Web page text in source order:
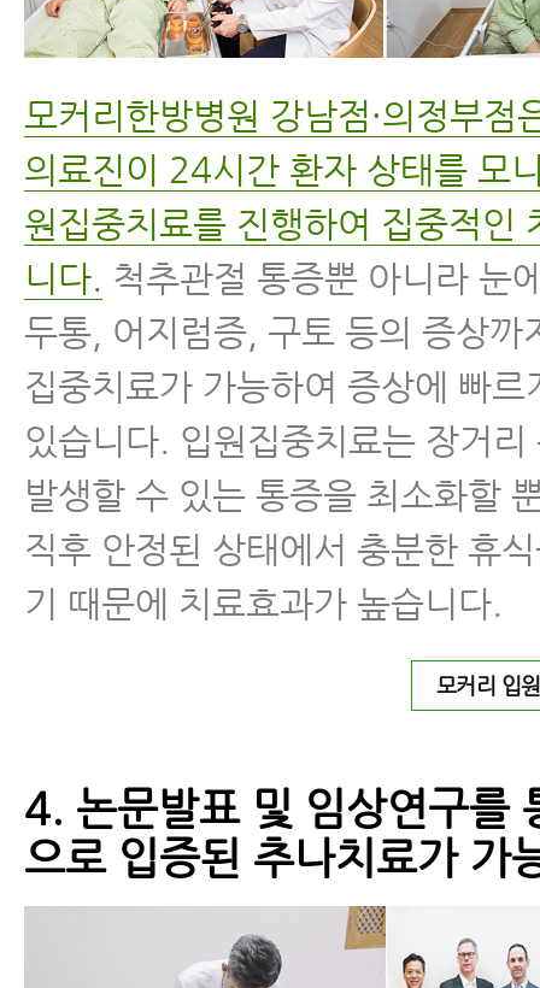
모커리한방병원 강남점·의정부점
의료진이 24시간 환자 상태를 모
원집중치료를 진행하여 집중적인
니다. 척추관절 통증뿐 아니라 눈
두통, 어지럼증, 구토 등의 증상
집중치료가 가능하여 증상에 빠르
있습니다. 입원집중치료는 장거리
발생할 수 있는 통증을 최소화할
직후 안정된 상태에서 충분한 휴
기 때문에 치료효과가 높습니다.
모커리 입
4. 논문발표 및 임상연구를
으로 입증된 추나치료가 가